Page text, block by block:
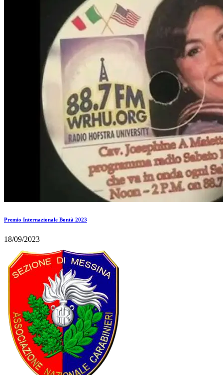
Premio Internazionale Bontà 2023
18/09/2023